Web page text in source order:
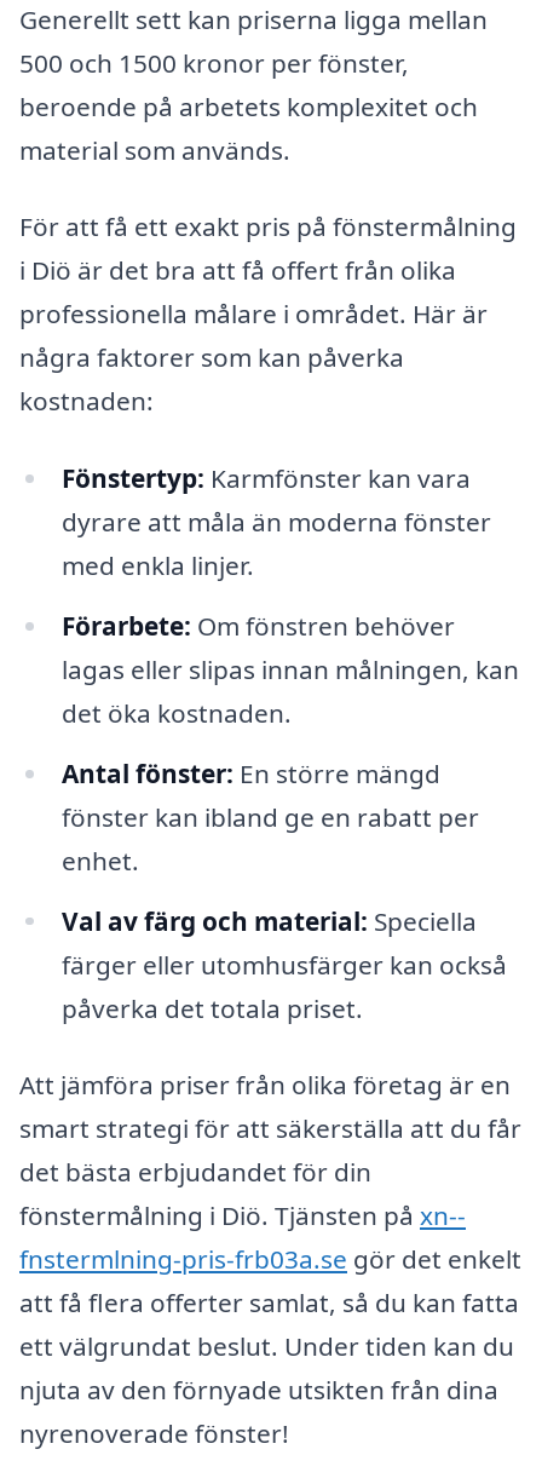
Generellt sett kan priserna ligga mellan
500 och 1500 kronor per fönster,
beroende på arbetets komplexitet och
material som används.
För att få ett exakt pris på fönstermålning
i Diö är det bra att få offert från olika
professionella målare i området. Här är
några faktorer som kan påverka
kostnaden:
Fönstertyp: Karmfönster kan vara
dyrare att måla än moderna fönster
med enkla linjer.
Förarbete: Om fönstren behöver
lagas eller slipas innan målningen, kan
det öka kostnaden.
Antal fönster: En större mängd
fönster kan ibland ge en rabatt per
enhet.
Val av färg och material: Speciella
färger eller utomhusfärger kan också
påverka det totala priset.
Att jämföra priser från olika företag är en
smart strategi för att säkerställa att du får
det bästa erbjudandet för din
fönstermålning i Diö. Tjänsten på xn--
fnstermlning-pris-frb03a.se gör det enkelt
att få flera offerter samlat, så du kan fatta
ett välgrundat beslut. Under tiden kan du
njuta av den förnyade utsikten från dina
nyrenoverade fönster!